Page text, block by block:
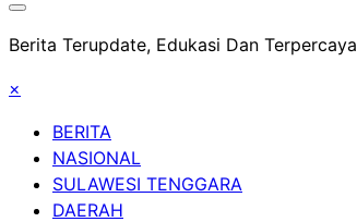
Berita Terupdate, Edukasi Dan Terpercaya
×
BERITA
NASIONAL
SULAWESI TENGGARA
DAERAH